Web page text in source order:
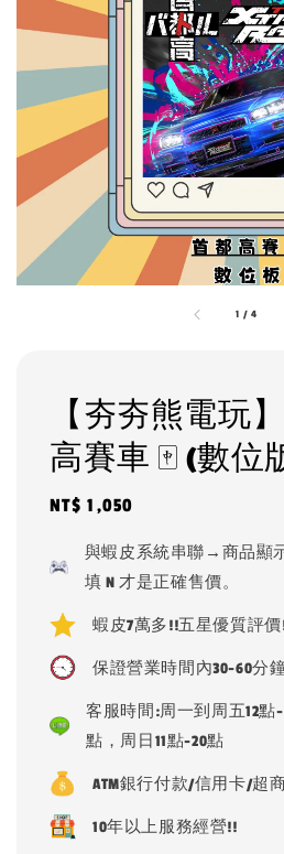
1 /4
【夯夯熊電玩
高賽車 🀄 (數位
Regular
NT$ 1,050
與蝦皮系統串聯→商品顯
填 N 才是正確售價。
蝦皮7萬多!!五星優質評
保證營業時間內30-60分
客服時間:周一到周五12點-
點，周日11點-20點
ATM銀行付款/信用卡/超
10年以上服務經營!!